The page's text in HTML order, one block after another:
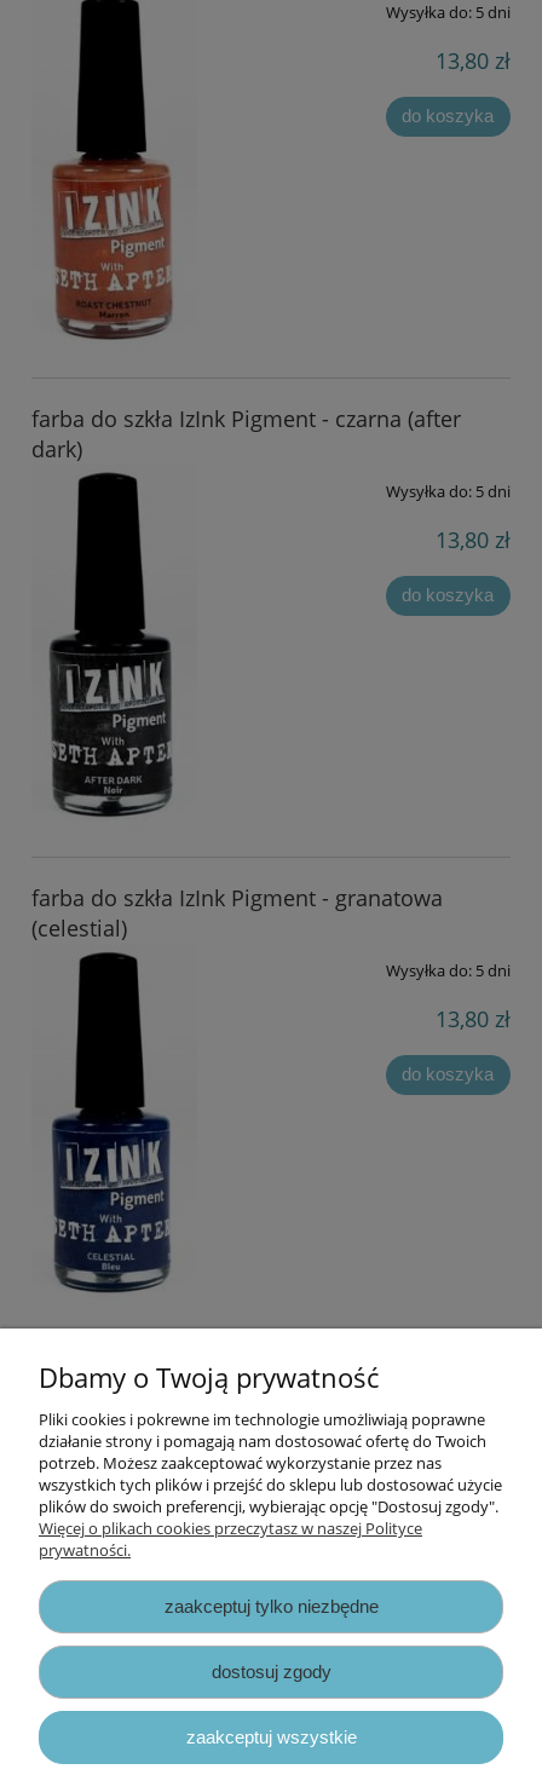
Wysyłka do: 5 dni
13,80 zł
do koszyka
farba do szkła IzInk Pigment - czarna (after
dark)
Wysyłka do: 5 dni
13,80 zł
do koszyka
farba do szkła IzInk Pigment - granatowa
(celestial)
Wysyłka do: 5 dni
13,80 zł
do koszyka
« 1 2 3 »
Informacje
Opłaty i koszty dostawy
Zapisy prawne
Dbamy o Twoją prywatność
Pliki cookies i pokrewne im technologie umożliwiają poprawne
działanie strony i pomagają nam dostosować ofertę do Twoich
potrzeb. Możesz zaakceptować wykorzystanie przez nas
wszystkich tych plików i przejść do sklepu lub dostosować użycie
plików do swoich preferencji, wybierając opcję "Dostosuj zgody".
Więcej o plikach cookies przeczytasz w naszej Polityce
prywatności.
zaakceptuj tylko niezbędne
dostosuj zgody
zaakceptuj wszystkie